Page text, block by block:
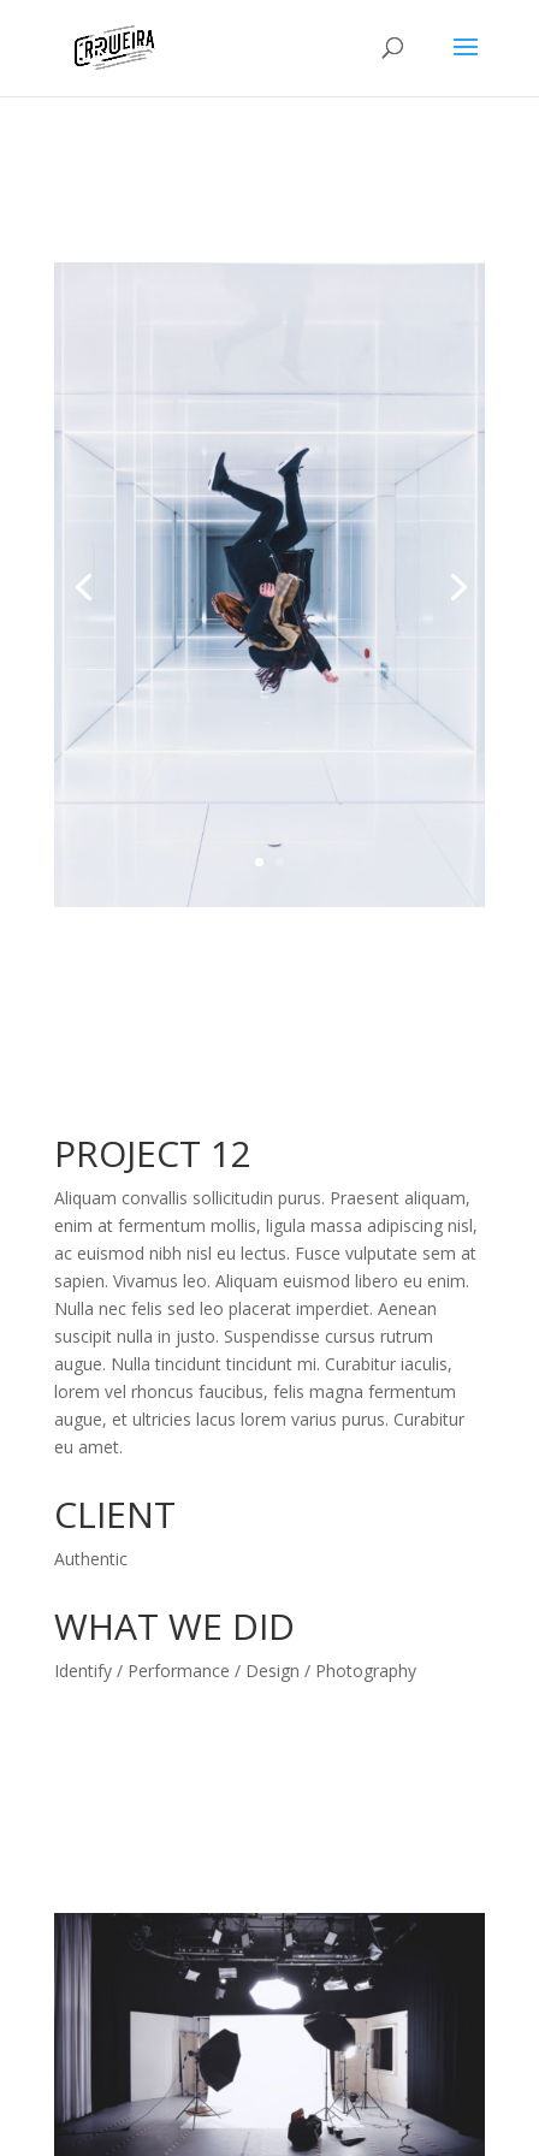
PROJECT 12
Aliquam convallis sollicitudin purus. Praesent aliquam,
enim at fermentum mollis, ligula massa adipiscing nisl,
ac euismod nibh nisl eu lectus. Fusce vulputate sem at
sapien. Vivamus leo. Aliquam euismod libero eu enim.
Nulla nec felis sed leo placerat imperdiet. Aenean
suscipit nulla in justo. Suspendisse cursus rutrum
augue. Nulla tincidunt tincidunt mi. Curabitur iaculis,
lorem vel rhoncus faucibus, felis magna fermentum
augue, et ultricies lacus lorem varius purus. Curabitur
eu amet.
CLIENT
Authentic
WHAT WE DID
Identify / Performance / Design / Photography